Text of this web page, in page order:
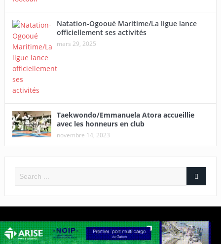
Natation-Ogooué Maritime/La ligue lance
officiellement ses activités
mars 29, 2025
Taekwondo/Emmanuela Atora accueillie
avec les honneurs en club
novembre 14, 2023